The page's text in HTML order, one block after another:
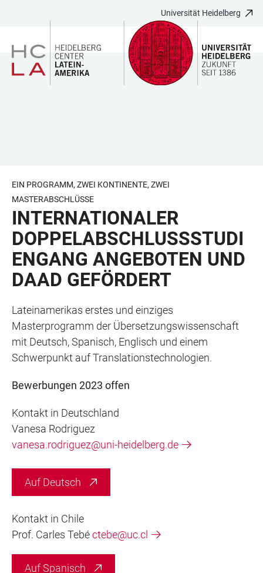
ZUR
BARRIEREFREIHEIT
Universität Heidelberg
EIN PROGRAMM, ZWEI KONTINENTE, ZWEI
MASTERABSCHLÜSSE
INTERNATIONALER
DOPPELABSCHLUSSSTUDI
ENGANG ANGEBOTEN UND
DAAD GEFÖRDERT
Lateinamerikas erstes und einziges
Masterprogramm der Übersetzungswissenschaft
mit Deutsch, Spanisch, Englisch und einem
Schwerpunkt auf Translationstechnologien.
Bewerbungen 2023 offen
Kontakt in Deutschland
Vanesa Rodriguez
vanesa.rodriguez@uni-heidelberg.de
Auf Deutsch
Kontakt in Chile
Prof. Carles Tebéctebe@uc.cl
Auf Spanisch